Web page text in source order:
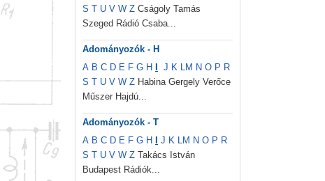
S T U V W Z Cságoly Tamás
Szeged Rádió Csaba...
Adományozók - H
A B C D E F G H J K LM N O P R
S T U V W Z Habina Gergely Verőce
Műszer Hajdú...
Adományozók - T
A B C D E F G H J K LM N O P R
S T U V W Z Takács István
Budapest Rádiók...